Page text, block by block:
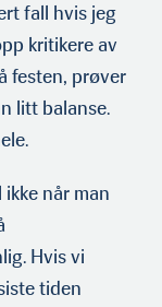
fall hvis jeg
kritikere av
festen, prøver
litt balanse.
når man
Hvis vi
tiden